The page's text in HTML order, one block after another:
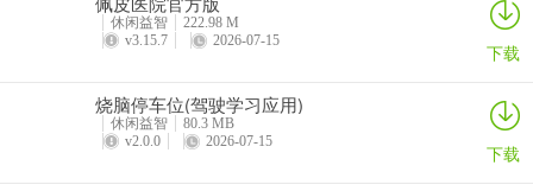
问：会举办促销活动吗？
答：会根据不同节日举办各种促销活动，用户能享受满减或折扣福
问：能制作电子请柬吗？
休闲益智
222.98 M
v3.15.7
2026-07-15 下载
烧脑停车位(驾驶学习应用)
休闲益智
80.3 MB
v2.0.0
2026-07-15 下载